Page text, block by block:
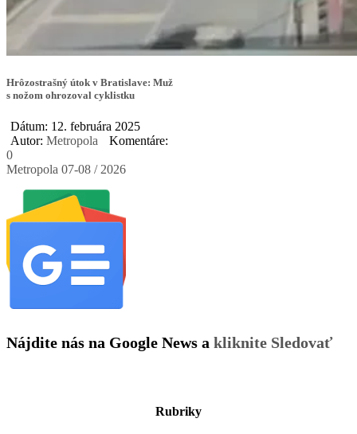
Hrôzostrašný útok v Bratislave: Muž
s nožom ohrozoval cyklistku
Dátum: 12. februára 2025
Autor: Metropola
Komentáre:
0
Metropola 07-08 / 2026
Nájdite nás na Google News a kliknite Sledovať
Rubriky